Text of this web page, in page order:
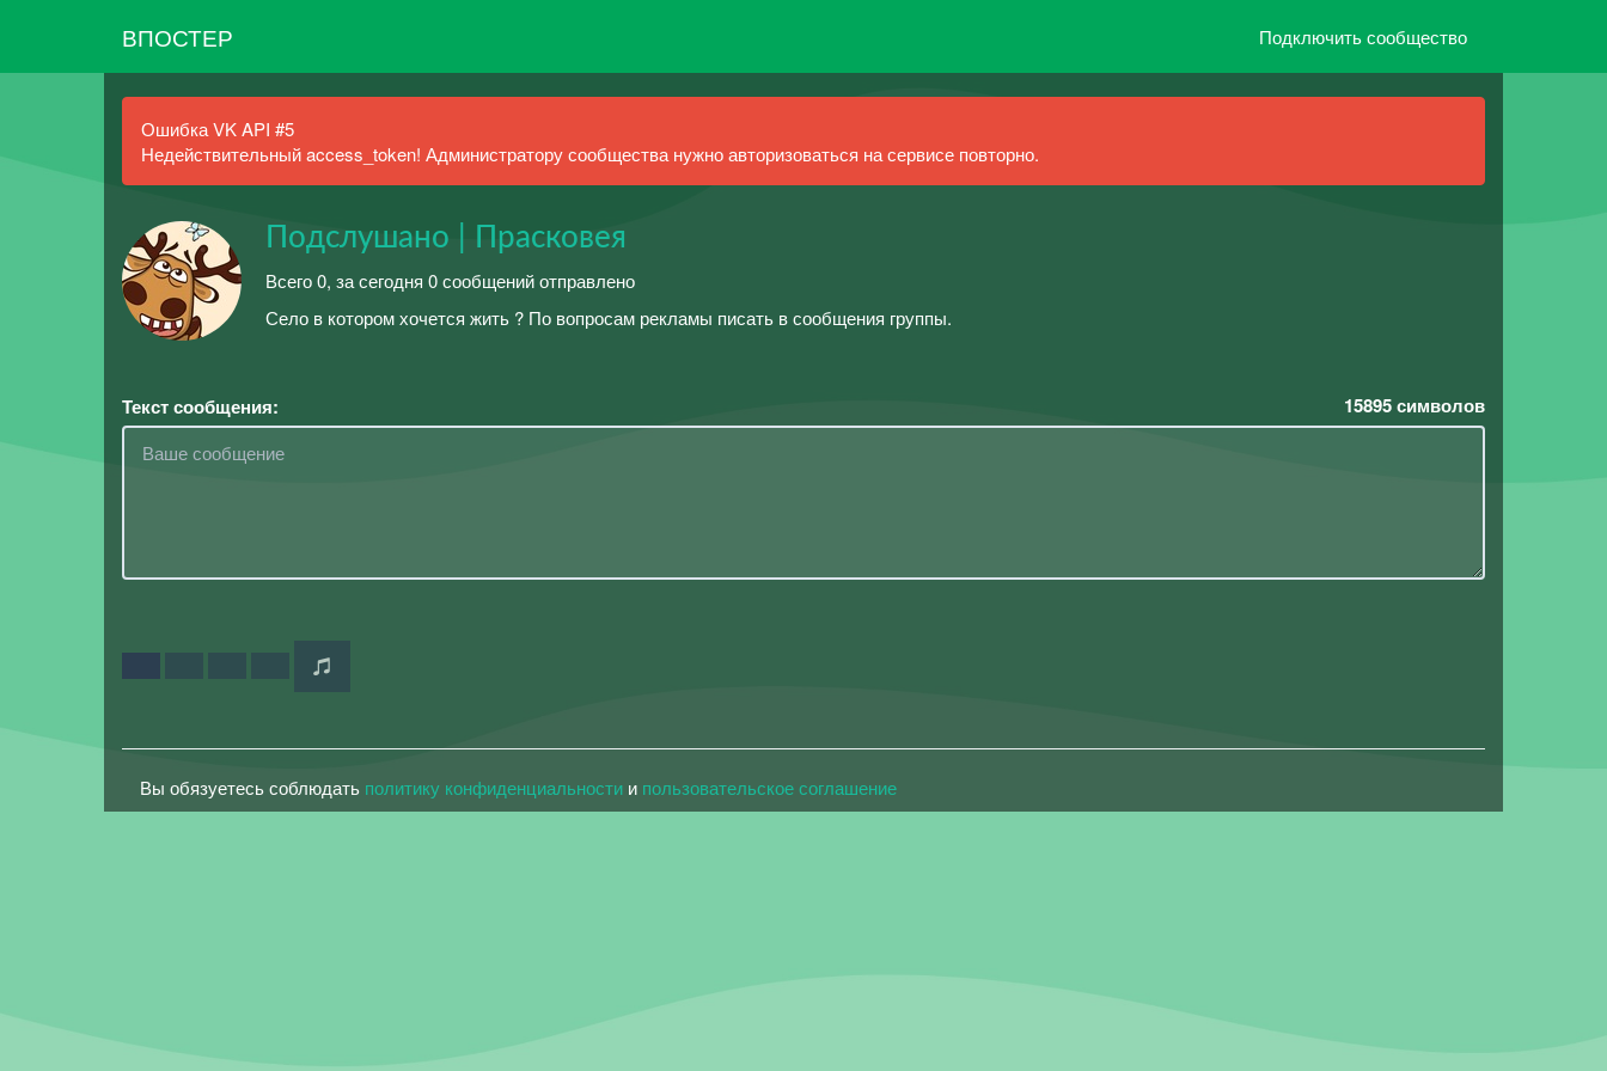
ВПОСТЕР Подключить сообщество
Ошибка VK API #5
Недействительный access_token! Администратору сообщества нужно авторизоваться на сервисе повторно.
Подслушано | Прасковея
Всего 0, за сегодня 0 сообщений отправлено
Село в котором хочется жить ? По вопросам рекламы писать в сообщения группы.
Текст сообщения: 15895символов
Вы обязуетесь соблюдать политику конфиденциальности и пользовательское соглашение